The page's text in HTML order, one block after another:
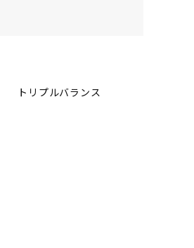
トリプルバランス